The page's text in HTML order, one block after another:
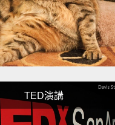
TED演講